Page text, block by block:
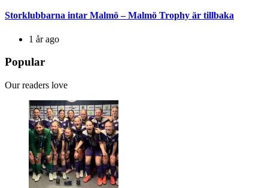
Storklubbarna intar Malmö – Malmö Trophy är tillbaka
1 år ago
Popular
Our readers love